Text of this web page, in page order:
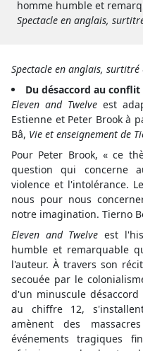
homme humble et
Spectacle en anglais,
Spectacle en anglais, surtitré
Du désaccord au conflit
Eleven and Twelve est
Estienne et Peter Brook à
Bâ, Vie et enseignement de
Pour Peter Brook, « ce
question qui concerne
violence et l'intolérance.
nous pour nous
notre imagination. Tierno
Eleven and Twelveest
humble et remarquable
l'auteur. À travers son
secouée par le
d'un minuscule
au chiffre 12,
amènent des
événements tragiques